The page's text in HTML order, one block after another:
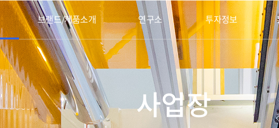
브랜드/제품소개 연구소 투자정보
사업장